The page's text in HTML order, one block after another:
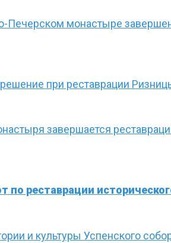
Печерском монастыре
при реставрации
завершается
реставрации
и культуры Успенского